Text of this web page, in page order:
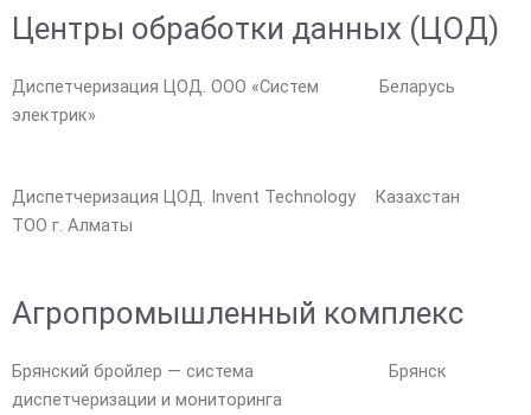
Центры обработки данных (ЦОД)
Диспетчеризация ЦОД. ООО «Систем
электрик»
Беларусь
Диспетчеризация ЦОД. Invent Technology
TOO г. Алматы
Казахстан
Агропромышленный комплекс
Брянский бройлер — система
диспетчеризации и мониторинга
Брянск